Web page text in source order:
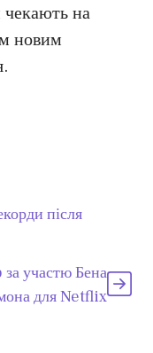
на
новим
після
участю Бена
для Netflix